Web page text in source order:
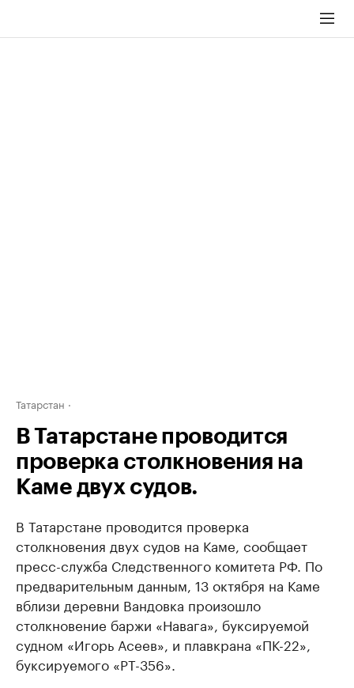
Татарстан
В Татарстане проводится
проверка столкновения на
Каме двух судов.
В Татарстане проводится проверка
столкновения двух судов на Каме, сообщает
пресс-служба Следственного комитета РФ. По
предварительным данным, 13 октября на Каме
вблизи деревни Вандовка произошло
столкновение баржи «Навага», буксируемой
судном «Игорь Асеев», и плавкрана «ПК-22»,
буксируемого «РТ-356».